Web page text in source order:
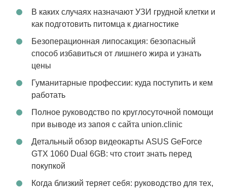
В каких случаях назначают УЗИ грудной клетки и
как подготовить питомца к диагностике
Безоперационная липосакция: безопасный
способ избавиться от лишнего жира и узнать
цены
Гуманитарные профессии: куда поступить и кем
работать
Полное руководство по круглосуточной помощи
при выводе из запоя с сайта union.clinic
Детальный обзор видеокарты ASUS GeForce
GTX 1060 Dual 6GB: что стоит знать перед
покупкой
Когда близкий теряет себя: руководство для тех,